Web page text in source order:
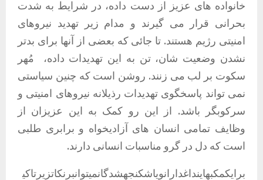
خانواده های عزیز از دست داده، در شرایط به شدت
بحرانی قرار می گیرند و مدام زیر تهدید نیروهای
امنیتی رژیم هستند. تا جائی که بعضی از آنها برای بدتر
نشدن وضعیت شان، تن به این تهدیدات داده،
مُهر
سکوت بر لب می زنند. روشن است که چنین سیاستی
نمی تواند پاسخگوی تهدیدات رذیلانه نیروهای امنیتی و
سرکوبگر باشد.
از این رو کمک به این عزیزان از
وظایف تمامی انسان های آزادیخواه و برابری طلبی
است که دل در گرو مناسبات انسانی دارند.
برایکمکبهاینداغدارانویاشکنجهشدگانمیتوانبرنکاتزیرتاکی